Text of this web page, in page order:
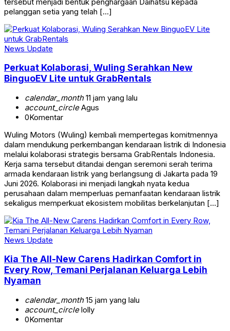
pelanggan setia yang telah […]
News Update
Perkuat Kolaborasi, Wuling Serahkan New
BinguoEV Lite untuk GrabRentals
calendar_month11 jam yang lalu
account_circleAgus
0Komentar
Wuling Motors (Wuling) kembali mempertegas komitmennya
dalam mendukung perkembangan kendaraan listrik di Indonesia
melalui kolaborasi strategis bersama GrabRentals Indonesia.
Kerja sama tersebut ditandai dengan seremoni serah terima
armada kendaraan listrik yang berlangsung di Jakarta pada 19
Juni 2026. Kolaborasi ini menjadi langkah nyata kedua
perusahaan dalam memperluas pemanfaatan kendaraan listrik
sekaligus memperkuat ekosistem mobilitas berkelanjutan […]
News Update
Kia The All-New Carens Hadirkan Comfort in
Every Row, Temani Perjalanan Keluarga Lebih
Nyaman
calendar_month15 jam yang lalu
account_circlelolly
0Komentar